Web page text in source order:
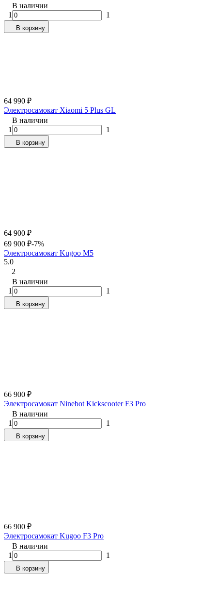
В наличии
1
1
В корзину
64 990 ₽
Электросамокат Xiaomi 5 Plus GL
В наличии
1
1
В корзину
64 900 ₽
69 900 ₽-7%
Электросамокат Kugoo M5
5.0
2
В наличии
1
1
В корзину
66 900 ₽
Электросамокат Ninebot Kickscooter F3 Pro
В наличии
1
1
В корзину
66 900 ₽
Электросамокат Kugoo F3 Pro
В наличии
1
1
В корзину